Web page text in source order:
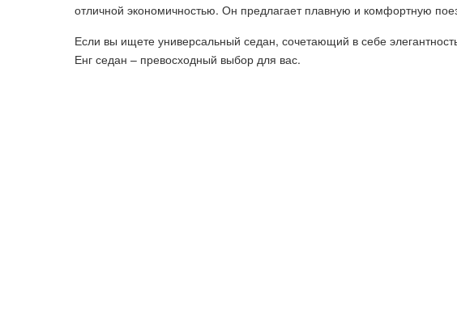
отличной экономичностью. Он предлагает плавную и комфортную
Если вы ищете универсальный седан, сочетающий в себе
Енг седан – превосходный выбор для вас.